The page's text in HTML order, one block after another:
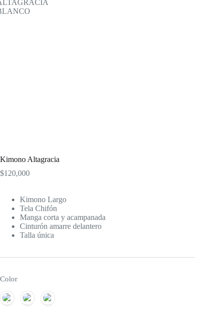
Kimono Altagracia
$120,000
Kimono Largo
Tela Chifón
Manga corta y acampanada
Cinturón amarre delantero
Talla única
Color